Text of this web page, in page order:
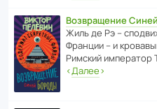
Возвращение
Жиль де Рэ –
Франции – и
Римский импе­ратор
‹Далее›